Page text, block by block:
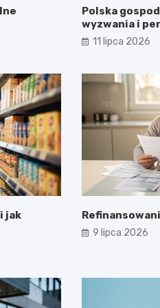
Polska
wyzwania i
11 lipca 2026
jak
9 lipca 2026